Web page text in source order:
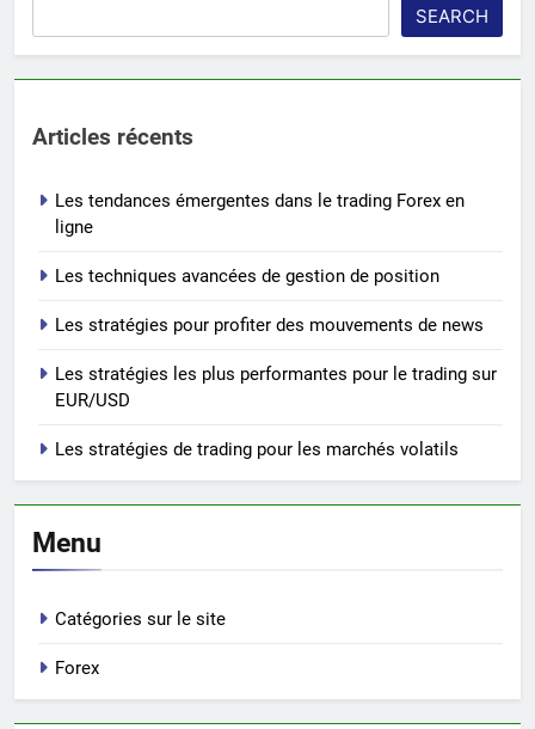
SEARCH
Articles récents
Les tendances émergentes dans le trading Forex en
ligne
Les techniques avancées de gestion de position
Les stratégies pour profiter des mouvements de news
Les stratégies les plus performantes pour le trading sur
EUR/USD
Les stratégies de trading pour les marchés volatils
Menu
Catégories sur le site
Forex